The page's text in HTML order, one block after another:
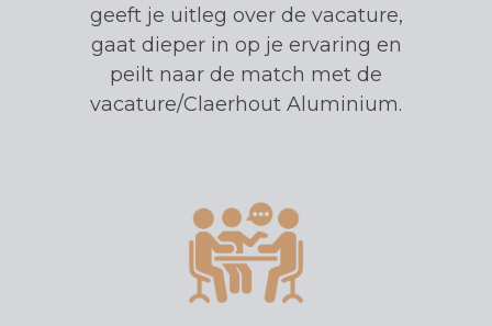
geeft je uitleg over de vacature,
gaat dieper in op je ervaring en
peilt naar de match met de
vacature/Claerhout Aluminium.